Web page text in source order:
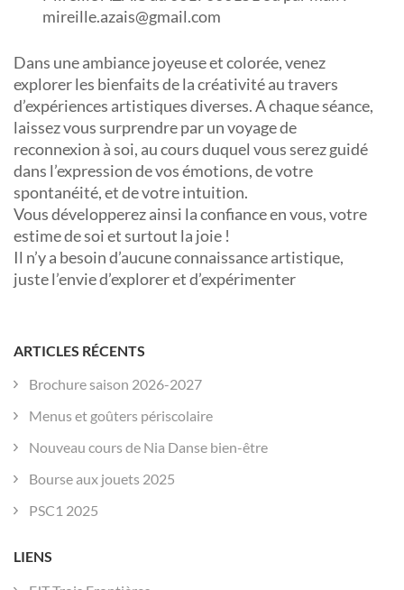
mireille.azais@gmail.com
Dans une ambiance joyeuse et colorée, venez
explorer les bienfaits de la créativité au travers
d’expériences artistiques diverses. A chaque séance,
laissez vous surprendre par un voyage de
reconnexion à soi, au cours duquel vous serez guidé
dans l’expression de vos émotions, de votre
spontanéité, et de votre intuition.
Vous développerez ainsi la confiance en vous, votre
estime de soi et surtout la joie !
Il n’y a besoin d’aucune connaissance artistique,
juste l’envie d’explorer et d’expérimenter
ARTICLES RÉCENTS
Brochure saison 2026-2027
Menus et goûters périscolaire
Nouveau cours de Nia Danse bien-être
Bourse aux jouets 2025
PSC1 2025
LIENS